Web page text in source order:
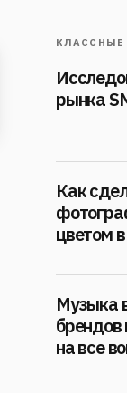
КЛАССНЫЕ
рынка
Как
цветом
Музыка
брендов
на все